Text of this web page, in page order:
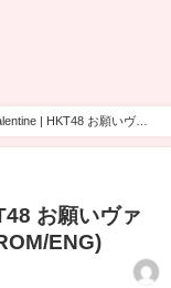
お願いヴァ
お願いヴァ
ENG)